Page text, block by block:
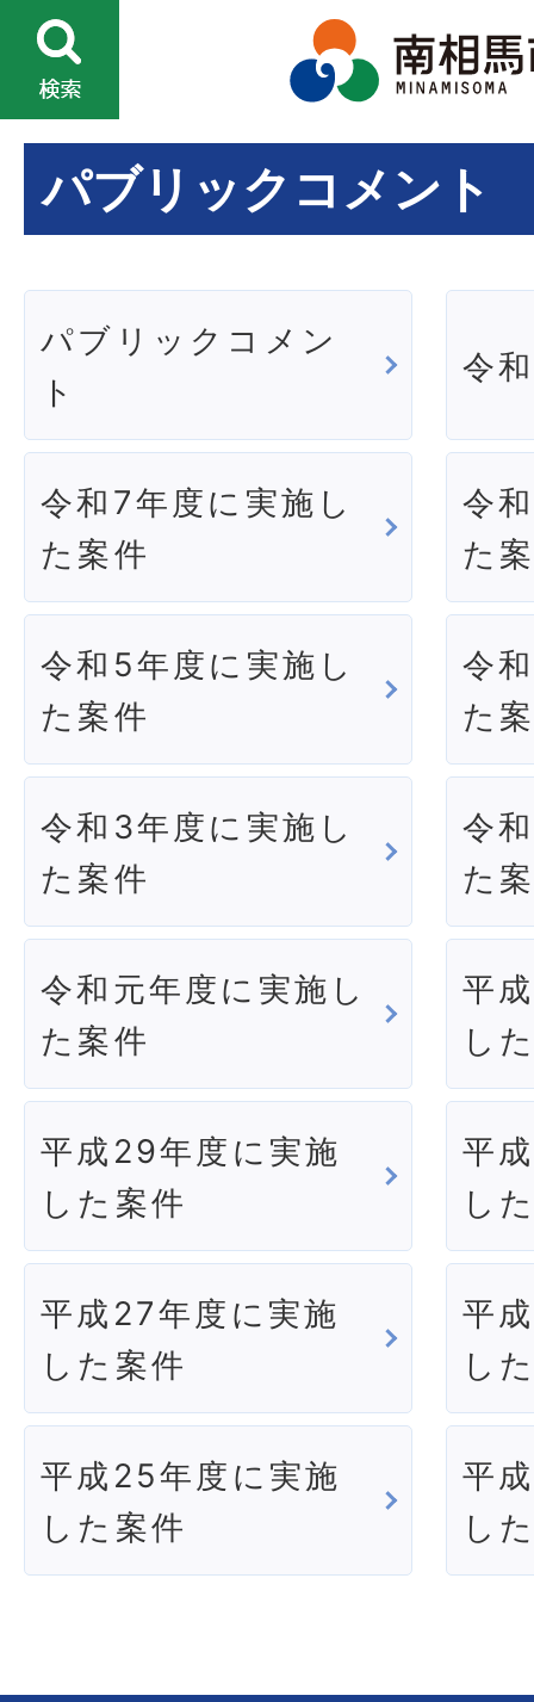
パブリックコメント
パブリックコメン
ト
令
令和7年度に実施し
た案件
令
た
令和5年度に実施し
た案件
令
た
令和3年度に実施し
た案件
令
た
令和元年度に実施し
た案件
平
し
平成29年度に実施
した案件
平
し
平成27年度に実施
した案件
平
し
平成25年度に実施
した案件
平
し